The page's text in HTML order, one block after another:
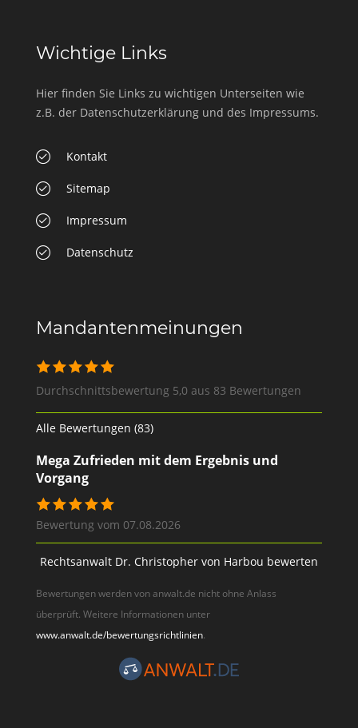
Wichtige Links
Hier finden Sie Links zu wichtigen Unterseiten wie
z.B. der Datenschutzerklärung und des Impressums.
Kontakt
Sitemap
Impressum
Datenschutz
Mandantenmeinungen
Durchschnittsbewertung 5,0 aus 83 Bewertungen
Alle Bewertungen (83)
Mega Zufrieden mit dem Ergebnis und
Vorgang
Bewertung vom 07.08.2026
Rechtsanwalt Dr. Christopher von Harbou bewerten
Bewertungen werden von anwalt.de nicht ohne Anlass
überprüft. Weitere Informationen unter
www.anwalt.de/bewertungsrichtlinien.